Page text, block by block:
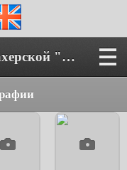
Фотографии в парикмахерской "Египет"